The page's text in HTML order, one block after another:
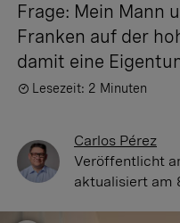
Frage: Mein Mann
Franken auf der
damit eine
Lesezeit: 2 Minuten
Carlos Pérez
Veröffentlicht
aktualisiert am